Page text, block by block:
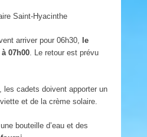
Saint-Hyacinthe
arriver pour 06h30, le
07h00. Le retour est prévu
les cadets doivent apporter un
et de la crème solaire.
bouteille d’eau et des